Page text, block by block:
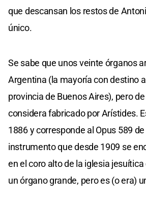
que descansan los restos de
único.
Se sabe que unos veinte órganos
Argentina (la mayoría con destino
provincia de Buenos Aires), pero
considera fabricado por Arístides.
1886 y corresponde al Opus 589
instrumento que desde 1909 se
en el coro alto de la iglesia
un órgano grande, pero es (o era)